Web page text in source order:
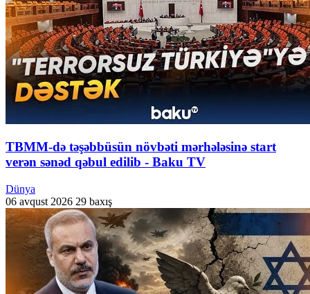
TBMM-də təşəbbüsün növbəti mərhələsinə start
verən sənəd qəbul edilib - Baku TV
Dünya
06 avqust 2026 29 baxış